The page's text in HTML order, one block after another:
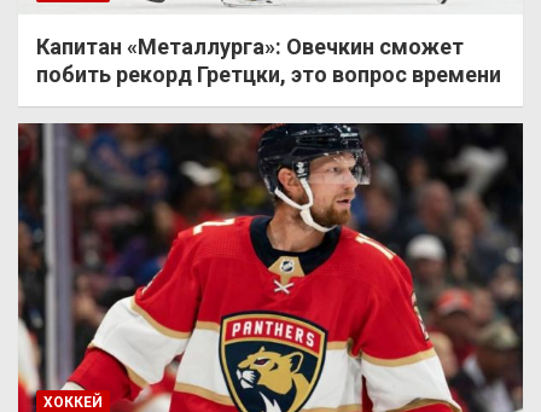
Капитан «Металлурга»: Овечкин сможет
побить рекорд Гретцки, это вопрос времени
ХОККЕЙ